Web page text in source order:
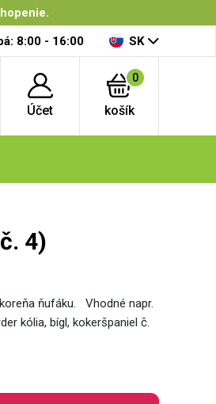
8:00 - 16:00 SK
Účet
0
košík
4)
ňufáku. Vhodné napr.
kólia, bígl, kokeršpaniel č.